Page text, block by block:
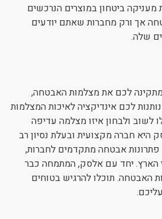
מעניקה ביטחון במוצרים הנרכשים
אך ורק מחברות שאתם יודעים
שלה.
לכם את מצלמות האבטחה,
לכם אינדיקציה לאיכות המצלמות
לשוב ולבחון איזו מצלמה עדיפה
היא חברה מקצועית ובעלת נסיון רב
אבטחה מתקדמים לחברות,
הארץ. יחד עם אלסק, המתמחה כבר
האבטחה. תוכלו להרגיש בטוחים